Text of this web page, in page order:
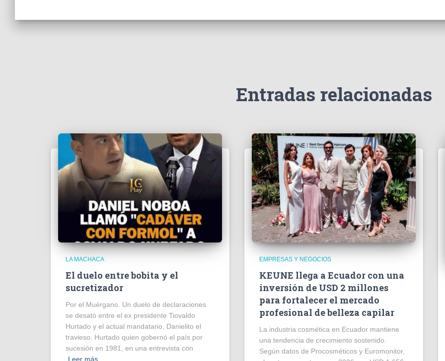
Entradas relacionadas
LA MACHACA
El duelo entre bobita y el
sucretizador
Por el Muérgano. Un duelo de declaraciones
se desató entre el ex presidente Tiovaldo
Hurtado y el actual mandatario, Danielito el
travieso. Hurtado quien gobernó el país por
sucesión en 1981, en una entrevista con
Leer más
EMPRESAS Y NEGOCIOS
KEUNE llega a Ecuador con una
inversión de USD 2 millones
para fortalecer el mercado
profesional de belleza capilar
La industria cosmética en Ecuador mantiene
una tendencia de crecimiento sostenido.
Según datos de Procosméticos y Euromonitor,